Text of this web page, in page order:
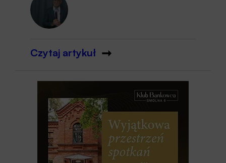
Czytaj artykuł